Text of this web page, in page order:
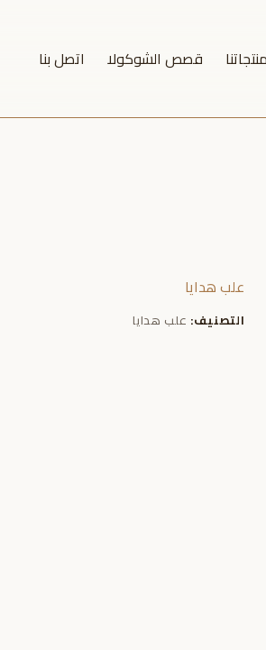
منتجاتنا قصص الشوكولا اتصل بنا
علب هدايا
التصنيف: علب هدايا